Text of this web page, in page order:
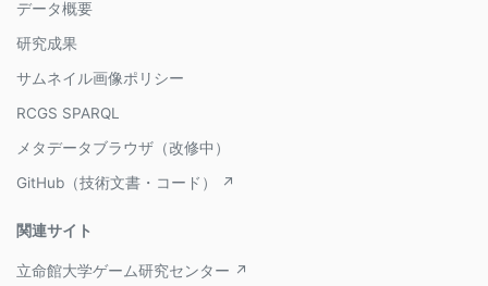
データ概要
研究成果
サムネイル画像ポリシー
RCGS SPARQL
メタデータブラウザ（改修中）
GitHub（技術文書・コード） ↗
関連サイト
立命館大学ゲーム研究センター ↗